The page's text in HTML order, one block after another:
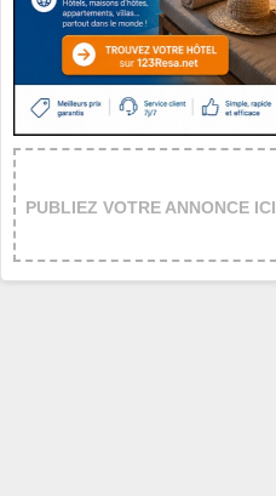
PUBLIEZ VOTRE ANNONCE ICI